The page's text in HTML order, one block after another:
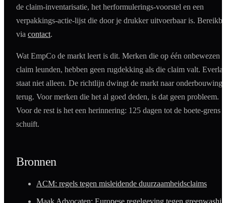
de claim-inventarisatie, het herformulerings-voorstel en een
verpakkings-actie-lijst die door je drukker uitvoerbaar is.
via contact.
Wat EmpCo de markt leert is dit. Merken die op één onbewezen
claim leunden, hebben geen rugdekking als die claim valt.
staat niet alleen. De richtlijn dwingt de markt naar onderbouwing
terug. Voor merken die het al goed deden, is dat geen probleem.
Voor de rest is het een herinnering: 125 dagen tot de boete-grens
schuift.
Bronnen
ACM: regels tegen misleidende duurzaamheidsclaims
Maak Advocaten: Europese regelgeving tegen